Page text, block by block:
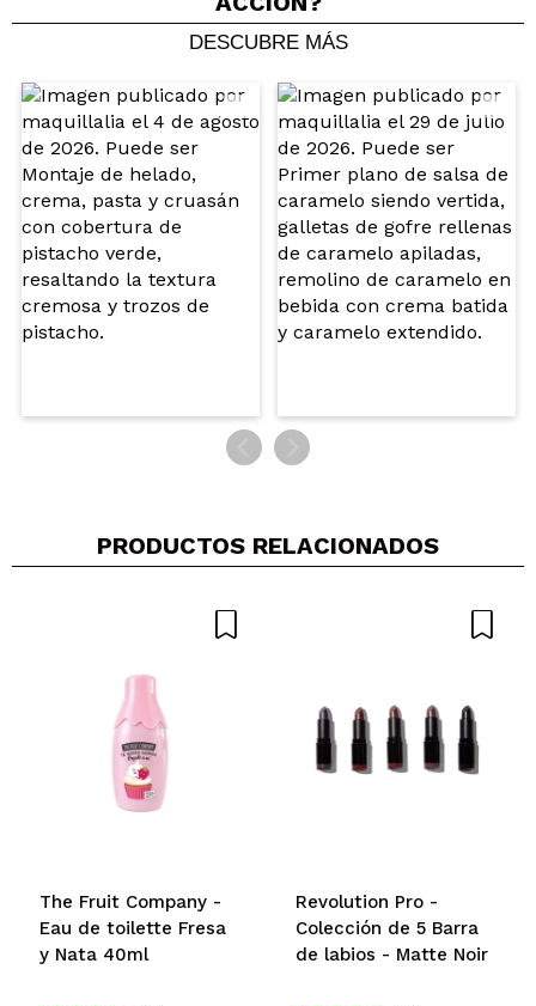
Compartir un vídeo o una foto
Tu vídeo podría ser el primero. Imagínatelo...
¿Recomendarías su compra? Si No
5/5
ENVIAR
DESCUBRE MÁS
PRODUCTOS RELACIONADOS
The Fruit Company -
Eau de toilette Fresa
y Nata 40ml
Revolution Pro -
Colección de 5 Barra
de labios - Matte Noir